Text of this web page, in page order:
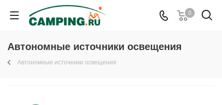
0
Автономные источники освещения
Автономные источники освещения